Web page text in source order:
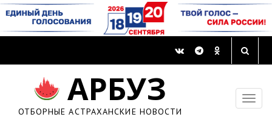
АРБУЗ
ОТБОРНЫЕ АСТРАХАНСКИЕ НОВОСТИ